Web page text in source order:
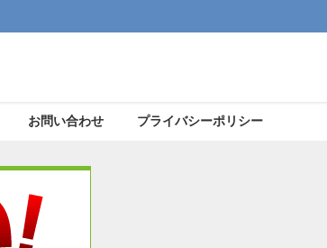
お問い合わせ プライバシーポリシー